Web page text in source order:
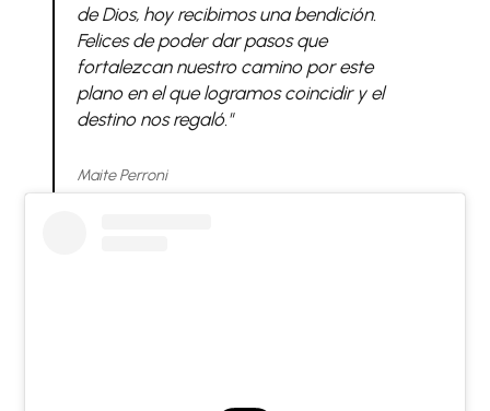
de Dios, hoy recibimos una bendición.
Felices de poder dar pasos que
fortalezcan nuestro camino por este
plano en el que logramos coincidir y el
destino nos regaló."
Maite Perroni